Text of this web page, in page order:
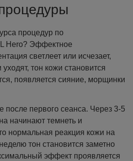
процедур по
Hero? Эффектное
светлеет или исчезает,
тон кожи становится
появляется сияние, морщинки
после первого сеанса. Через 3-5
начинают темнеть и
нормальная реакция кожи на
тон становится заметно
эффект проявляется